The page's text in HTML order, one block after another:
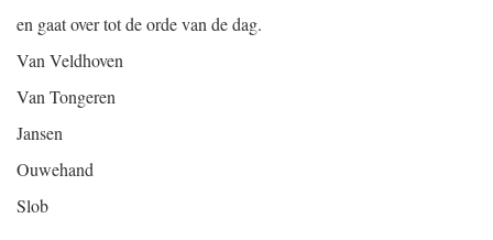
en gaat over tot de orde van de dag.
Van Veldhoven
Van Tongeren
Jansen
Ouwehand
Slob